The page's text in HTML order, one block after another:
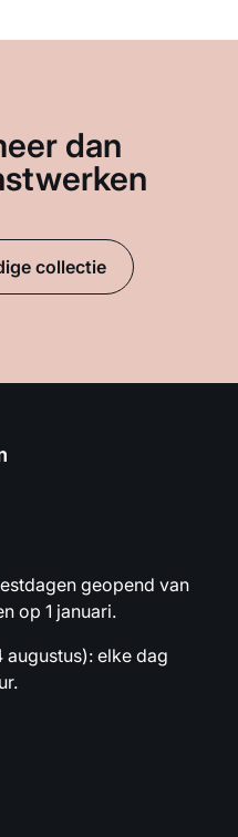
dan
collectie
geopend van
op 1 januari.
elke dag